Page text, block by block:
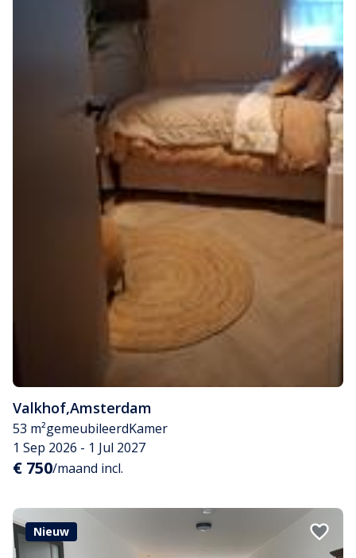
Valkhof,Amsterdam
53 m²gemeubileerdKamer
1 Sep 2026 - 1 Jul 2027
€ 750/maand incl.
Nieuw